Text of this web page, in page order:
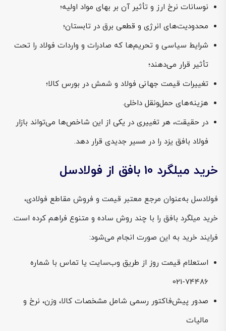
نوسانات نرخ ارز و تأثیر آن بر بهای مواد اولیه؛
محدودیت‌های انرژی و قطعی برق در تابستان؛
شرایط سیاسی و تحریم‌ها که صادرات و واردات فولاد را تحت
تأثیر قرار می‌دهند؛
تغییرات قیمت جهانی فولاد و شمش در بورس کالا؛
هزینه‌های حمل‌ونقل داخلی.
در حقیقت، هر تغییری در یکی از این شاخص‌ها می‌تواند بازار
فولاد بافق یزد را در مسیر جدیدی قرار دهد.
خرید میلگرد 10 بافق از فولادسل
فولادسل به‌عنوان مرجع معتبر قیمت و فروش مقاطع فولادی،
خرید میلگرد بافق را با چند روش ساده و متنوع فراهم کرده است.
فرایند خرید به این صورت انجام می‌شود:
استعلام قیمت روز از طریق وب‌سایت یا تماس با شماره
74486-021
صدور پیش‌فاکتور رسمی شامل مشخصات کالا، وزن، نرخ و
مالیات